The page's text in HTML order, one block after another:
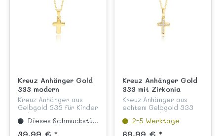
Kreuz Anhänger Gold
333 modern
Kreuz Anhänger aus
Gelbgold 333 für Kinder
und Teenager aus
unserer Kollektion
"Kreuze". Dieser Kreuz
Dieses Schmuckstück ist zur Zeit sehr beliebt und deswegen momentan ausverkauft. Wir haben bereits nachbestellt und bitten um etwas Geduld.
39,99 € *
Kreuz Anhänger Gold
333 mit Zirkonia
Steinen kanalgefasst
Kreuz Anhänger aus
echtem Gelbgold 333
mit funkelnden weißen
Zirkonia Steinen in
Kanalfassung aus
2-5 Werktage
69,99 € *